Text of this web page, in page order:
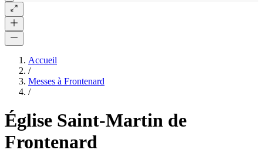
Accueil
/
Messes à Frontenard
/
Église Saint-Martin de
Frontenard